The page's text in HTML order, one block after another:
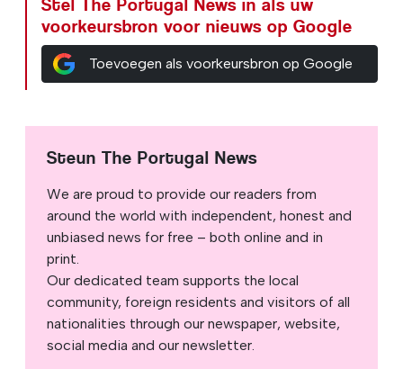
Stel The Portugal News in als uw
voorkeursbron voor nieuws op Google
Toevoegen als voorkeursbron op Google
Steun The Portugal News
We are proud to provide our readers from
around the world with independent, honest and
unbiased news for free – both online and in
print.
Our dedicated team supports the local
community, foreign residents and visitors of all
nationalities through our newspaper, website,
social media and our newsletter.